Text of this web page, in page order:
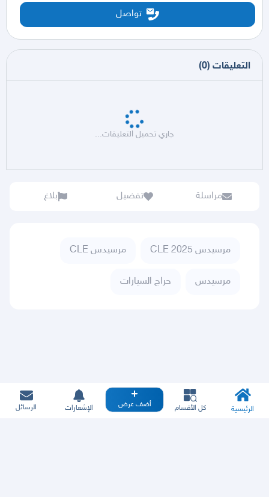
تواصل
التعليقات (
0
)
جاري تحميل التعليقات...
مراسلة تفضيل بلاغ
مرسيدس CLE 2025 مرسيدس CLE
مرسيدس حراج السيارات
الرئيسية كل الأقسام أضف عرض الإشعارات الرسائل